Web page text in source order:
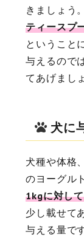
きましょう
ティースプ
ということ
与えるので
てあげまし
犬に
犬種や体格
のヨーグル
1kgに対し
少し載せて
与える量で